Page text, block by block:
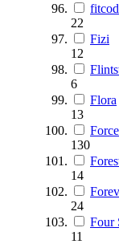
22
Fizi
12
6
Flora
13
130
14
24
Four
11